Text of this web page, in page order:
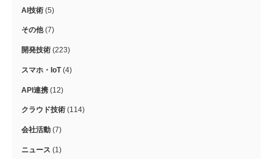
AI技術 (5)
その他(7)
開発技術 (223)
スマホ・IoT(4)
API連携 (12)
クラウド技術 (114)
会社活動 (7)
ニュース (1)